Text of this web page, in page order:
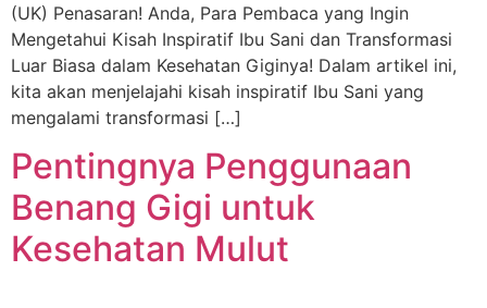
(UK) Penasaran! Anda, Para Pembaca yang Ingin
Mengetahui Kisah Inspiratif Ibu Sani dan Transformasi
Luar Biasa dalam Kesehatan Giginya! Dalam artikel ini,
kita akan menjelajahi kisah inspiratif Ibu Sani yang
mengalami transformasi […]
Pentingnya Penggunaan
Benang Gigi untuk
Kesehatan Mulut